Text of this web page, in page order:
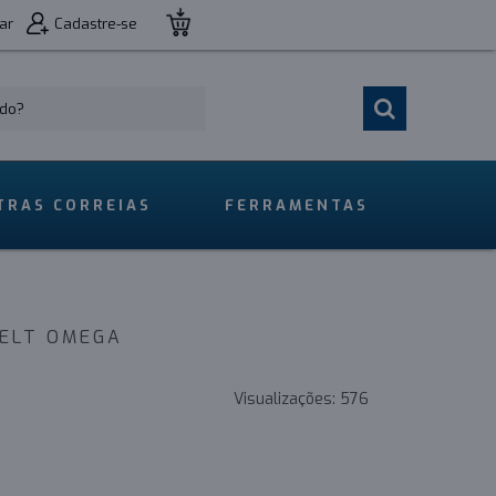
Cadastre-se
CORREIAS FERRAMENTAS
OMEGA
Visualizações: 576